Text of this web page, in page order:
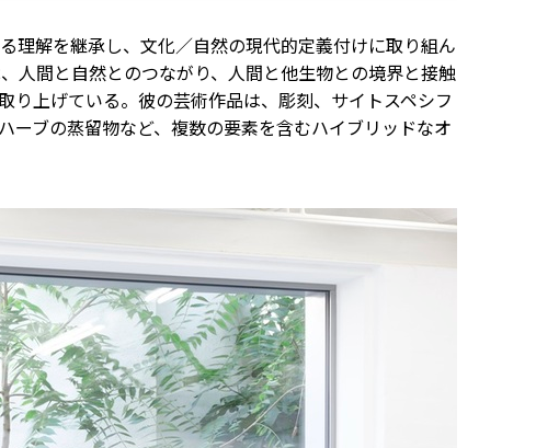
理解を継承し、文化／自然の現代的定義付けに取り組ん
人間と自然とのつながり、人間と他生物との境界と接触
上げている。彼の芸術作品は、彫刻、サイトスペシフ
ーブの蒸留物など、複数の要素を含むハイブリッドなオ